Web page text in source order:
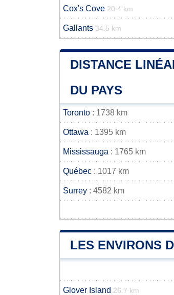
Cox's Cove 20.4 km
Gallants 34.5 km
DISTANCE
DU PAYS
Toronto : 1738 km
Ottawa : 1395 km
Mississauga : 1765 km
Québec : 1017 km
Surrey : 4582 km
LES ENVIRONS
Glover Island 26.7 km